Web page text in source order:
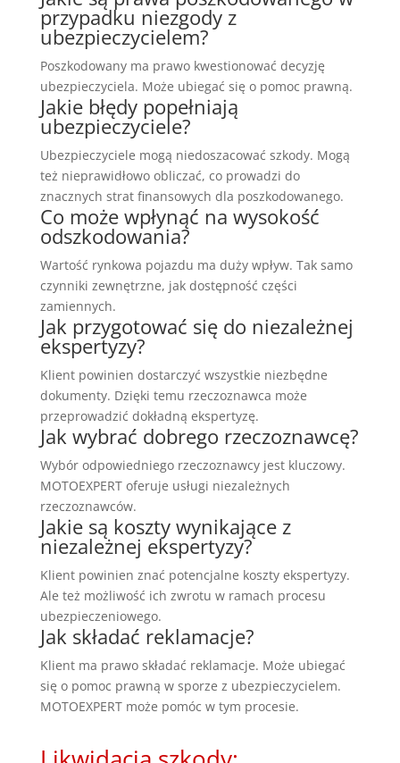
przypadku niezgody z
ubezpieczycielem?
Poszkodowany ma prawo kwestionować decyzję
ubezpieczyciela. Może ubiegać się o pomoc prawną.
Jakie błędy popełniają
ubezpieczyciele?
Ubezpieczyciele mogą niedoszacować szkody. Mogą
też nieprawidłowo obliczać, co prowadzi do
znacznych strat finansowych dla poszkodowanego.
Co może wpłynąć na wysokość
odszkodowania?
Wartość rynkowa pojazdu ma duży wpływ. Tak samo
czynniki zewnętrzne, jak dostępność części
zamiennych.
Jak przygotować się do niezależnej
ekspertyzy?
Klient powinien dostarczyć wszystkie niezbędne
dokumenty. Dzięki temu rzeczoznawca może
przeprowadzić dokładną ekspertyzę.
Jak wybrać dobrego rzeczoznawcę?
Wybór odpowiedniego rzeczoznawcy jest kluczowy.
MOTOEXPERT oferuje usługi niezależnych
rzeczoznawców.
Jakie są koszty wynikające z
niezależnej ekspertyzy?
Klient powinien znać potencjalne koszty ekspertyzy.
Ale też możliwość ich zwrotu w ramach procesu
ubezpieczeniowego.
Jak składać reklamacje?
Klient ma prawo składać reklamacje. Może ubiegać
się o pomoc prawną w sporze z ubezpieczycielem.
MOTOEXPERT może pomóc w tym procesie.